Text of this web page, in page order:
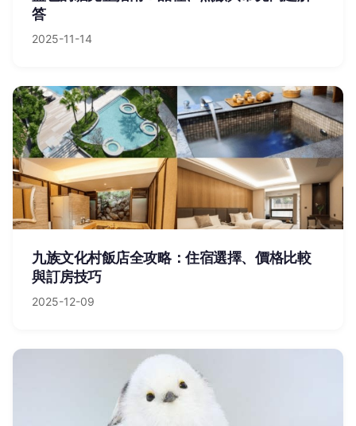
答
2025-11-14
九族文化村飯店全攻略：住宿選擇、價格比較
與訂房技巧
2025-12-09